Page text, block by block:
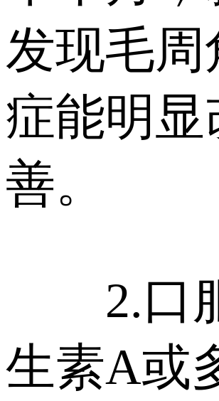
发现毛周
症能明显
善。
2.口
生素A或